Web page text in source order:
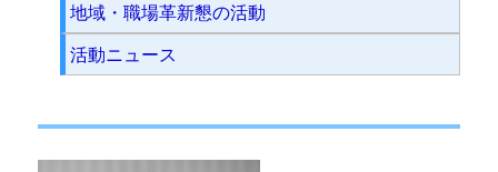
地域・職場革新懇の活動
活動ニュース